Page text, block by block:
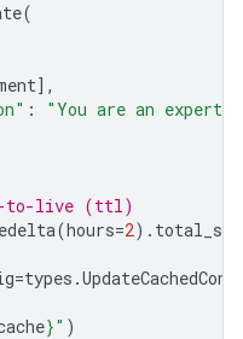
(
],
:
"You are an expert
to-live (ttl)
(hours=2) .
=types .
}" )